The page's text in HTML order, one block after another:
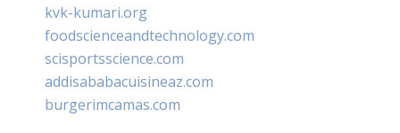
kvk-kumari.org
foodscienceandtechnology.com
scisportsscience.com
addisababacuisineaz.com
burgerimcamas.com